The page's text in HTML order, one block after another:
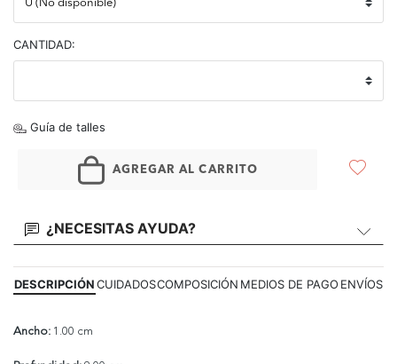
CANTIDAD:
Guía de talles
AGREGAR AL CARRITO
¿NECESITAS AYUDA?
DESCRIPCIÓNCUIDADOSCOMPOSICIÓN MEDIOS DE PAGO ENVÍOS
Ancho: 1.00 cm